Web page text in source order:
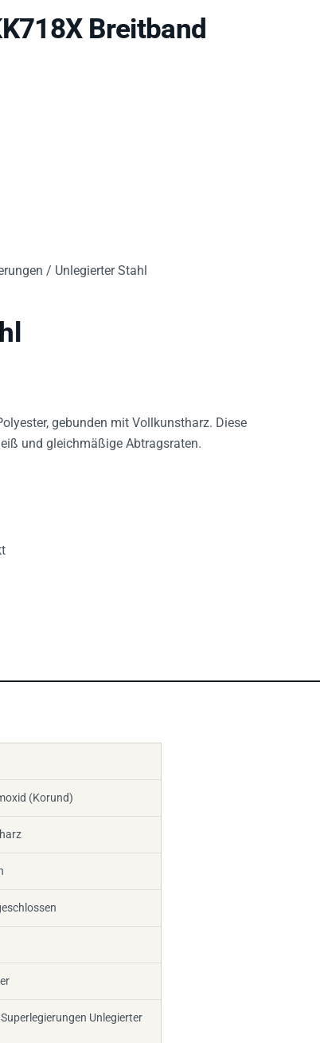
Breitband
/ Unlegierter Stahl
gebunden mit Vollkunstharz. Diese
und gleichmäßige Abtragsraten.
(Korund)
Unlegierter